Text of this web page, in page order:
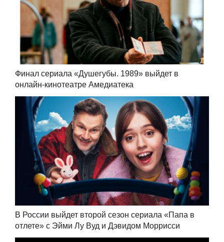
Финал сериала «Душегубы. 1989» выйдет в
онлайн-кинотеатре Амедиатека
В России выйдет второй сезон сериала «Папа в
отлете» с Эйми Лу Вуд и Дэвидом Моррисси